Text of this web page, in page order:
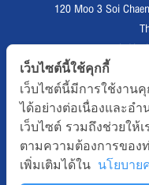
120 Moo 3 Soi
Lak Si
CALL
Follows
เว็บไซต์นี้ใช้คุกกี้
เว็บไซต์นี้มีการใช้งาน
ได้อย่างต่อเนื่องและอ
เว็บไซต์ รวมถึงช่วยให้
ตามความต้องการของ
เพิ่มเติมได้ใน นโยบาย